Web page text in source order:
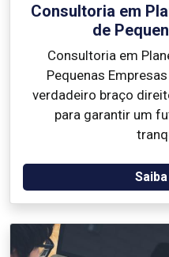
Consultoria em
de
Consultoria em
Pequenas
verdadeiro braço
para garantir um